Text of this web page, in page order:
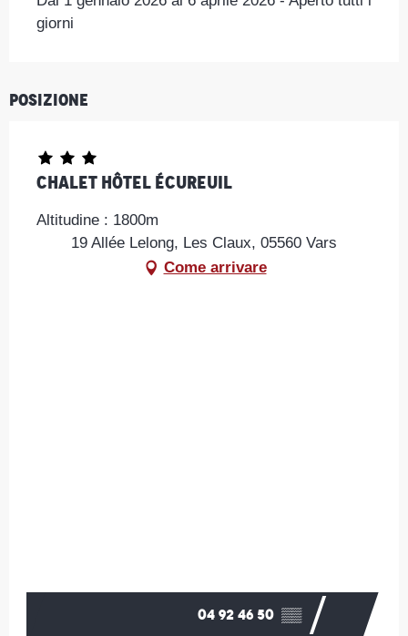
giorni
Posizione
Chalet Hôtel Écureuil
Altitudine : 1800m
19 Allée Lelong, Les Claux, 05560 Vars
Come arrivare
04 92 46 50 ▒▒